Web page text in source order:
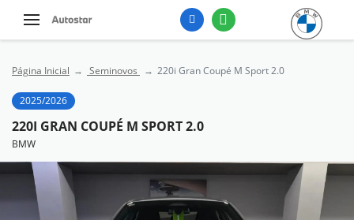
Página Inicial Seminovos 220i Gran Coupé M Sport 2.0
2025/2026
220I GRAN COUPÉ M SPORT 2.0
BMW